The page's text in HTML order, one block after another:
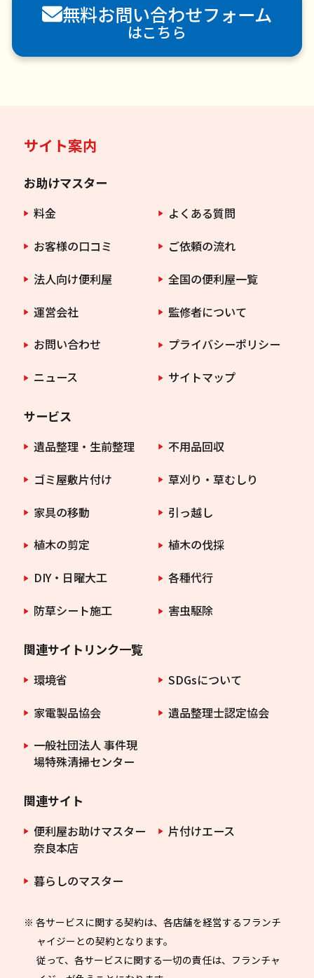
害虫駆除
無料お問い合わせフォーム
はこちら
サイト案内
お助けマスター
料金
よくある質問
お客様の口コミ
ご依頼の流れ
法人向け便利屋
全国の便利屋一覧
運営会社
監修者について
お問い合わせ
プライバシーポリシー
ニュース
サイトマップ
サービス
遺品整理・生前整理
不用品回収
ゴミ屋敷片付け
草刈り・草むしり
家具の移動
引っ越し
植木の剪定
植木の伐採
DIY・日曜大工
各種代行
防草シート施工
害虫駆除
関連サイトリンク一覧
環境省
SDGsについて
家電製品協会
遺品整理士認定協会
一般社団法人 事件現
場特殊清掃センター
関連サイト
便利屋お助けマスター
奈良本店
片付けエース
暮らしのマスター
※ 各サービスに関する契約は、各店舗を経営するフランチ
ャイジーとの契約となります。
従って、各サービスに関する一切の責任は、フランチャ